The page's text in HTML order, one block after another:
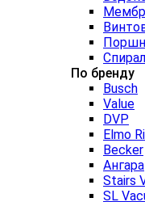
По бренду
Busch
Value
DVP
Elmo
Becker
Ангара
Stairs
SL